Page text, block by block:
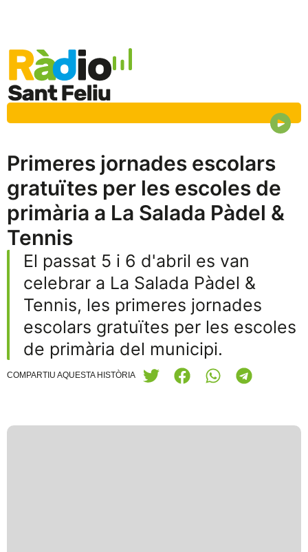
Primeres jornades escolars
gratuïtes per les escoles de
primària a La Salada Pàdel &
Tennis
El passat 5 i 6 d'abril es van
celebrar a La Salada Pàdel &
Tennis, les primeres jornades
escolars gratuïtes per les escoles
de primària del municipi.
COMPARTIU AQUESTA HISTÒRIA